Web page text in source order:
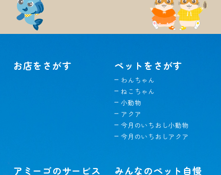
お店をさがす ペットをさがす
わんちゃん
ねこちゃん
小動物
アクア
今月のいちおし小動物
今月のいちおしアクア
アミーゴのサービス みんなのペット自慢